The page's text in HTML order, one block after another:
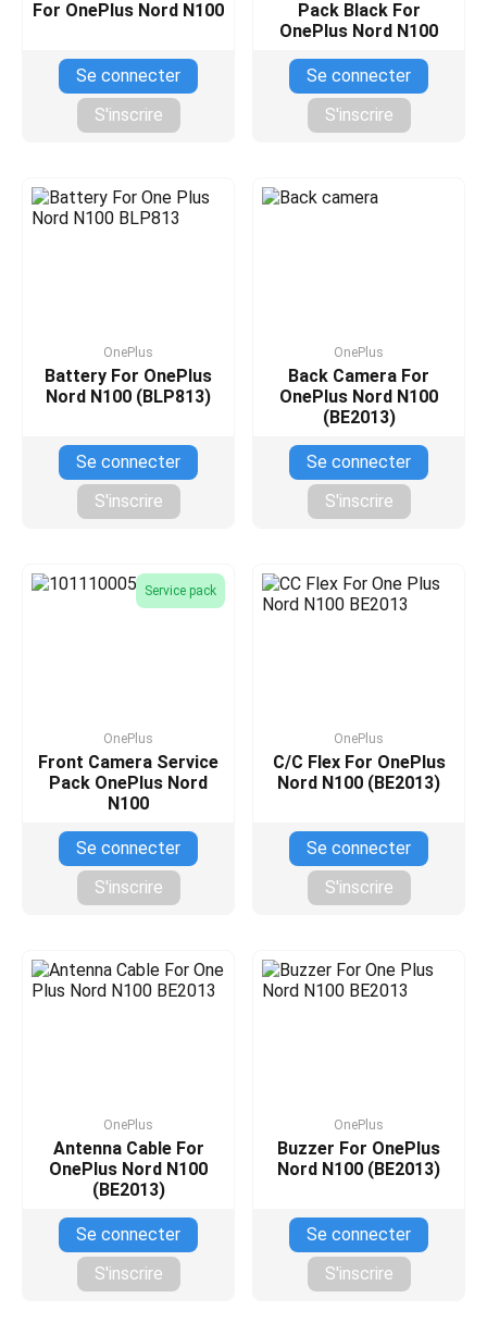
For OnePlus Nord N100
Se connecter
S'inscrire
Pack Black For
OnePlus Nord N100
Se connecter
S'inscrire
OnePlus
Battery For OnePlus
Nord N100 (BLP813)
Se connecter
S'inscrire
OnePlus
Back Camera For
OnePlus Nord N100
(BE2013)
Se connecter
S'inscrire
Service pack
OnePlus
Front Camera Service
Pack OnePlus Nord
N100
Se connecter
S'inscrire
OnePlus
C/C Flex For OnePlus
Nord N100 (BE2013)
Se connecter
S'inscrire
OnePlus
Antenna Cable For
OnePlus Nord N100
(BE2013)
Se connecter
S'inscrire
OnePlus
Buzzer For OnePlus
Nord N100 (BE2013)
Se connecter
S'inscrire